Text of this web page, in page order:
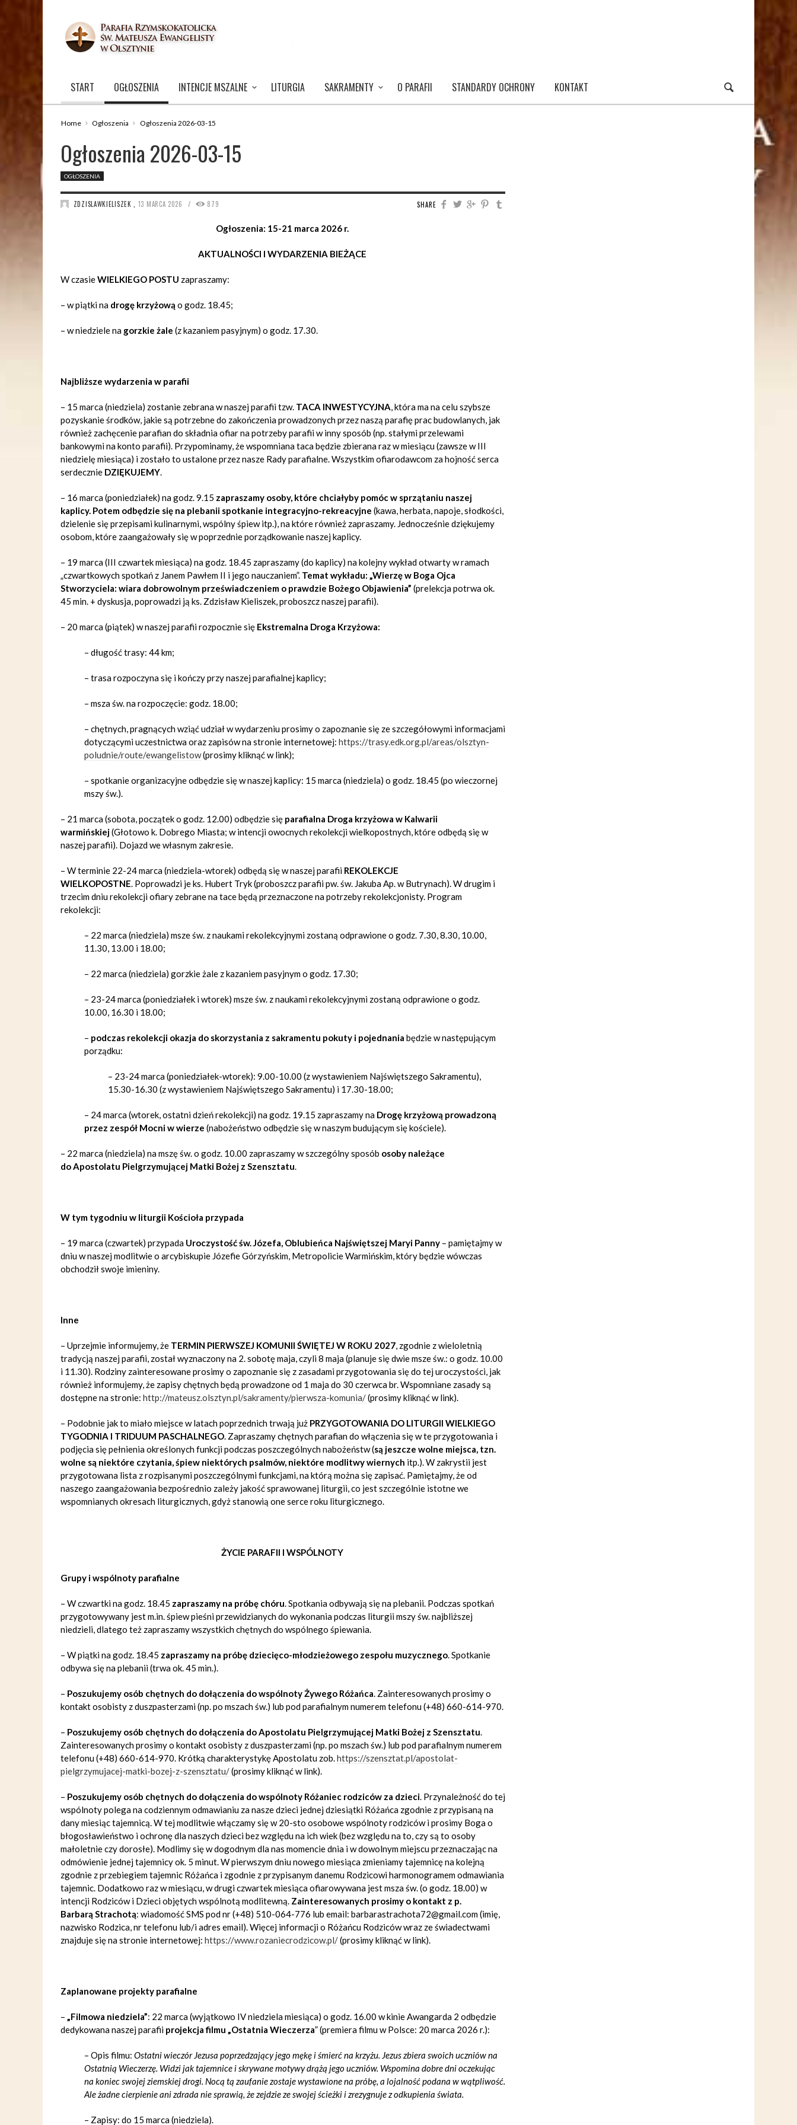
START OGŁOSZENIA INTENCJE MSZALNE LITURGIA SAKRAMENTY O PARAFII STANDARDY OCHRONY KONTAKT
Home Ogłoszenia Ogłoszenia 2026-03-15
Ogłoszenia 2026-03-15
OGŁOSZENIA
SHARE
ZDZISLAWKIELISZEK 13 MARCA 2026 / 879
Ogłoszenia: 15-21 marca 2026 r.
AKTUALNOŚCI I WYDARZENIA BIEŻĄCE
W czasieWIELKIEGO POSTU zapraszamy:
– w piątki na drogę krzyżową o godz. 18.45;
– w niedziele na gorzkie żale (z kazaniem pasyjnym) o godz. 17.30.
Najbliższe wydarzenia w parafii
– 15 marca (niedziela) zostanie zebrana w naszej parafii tzw. TACA INWESTYCYJNA, którama na celu szybsze
pozyskanie środków, jakie są potrzebne do zakończenia prowadzonych przez naszą parafię prac budowlanych, jak
również zachęcenie parafian do składnia ofiar na potrzeby parafii w inny sposób (np. stałymi przelewami
bankowymi na konto parafii). Przypominamy, że wspomniana taca będzie zbierana raz w miesiącu (zawsze w III
niedzielę miesiąca) i zostało to ustalone przez nasze Rady parafialne. Wszystkim ofiarodawcom za hojność serca
serdecznie DZIĘKUJEMY.
– 16 marca (poniedziałek) na godz. 9.15 zapraszamy osoby, które chciałyby pomóc w sprzątaniu naszej
kaplicy. Potem odbędzie się na plebanii spotkanie integracyjno-rekreacyjne (kawa, herbata, napoje, słodkości,
dzielenie się przepisami kulinarnymi, wspólny śpiew itp.), na które również zapraszamy. Jednocześnie dziękujemy
osobom, które zaangażowały się w poprzednie porządkowanie naszej kaplicy.
– 19 marca (III czwartek miesiąca) na godz. 18.45 zapraszamy (do kaplicy) na kolejny wykład otwarty w ramach
„czwartkowych spotkań z Janem Pawłem II i jego nauczaniem”. Temat wykładu: „Wierzę w Boga Ojca
Stworzyciela: wiara dobrowolnym przeświadczeniem o prawdzie Bożego Objawienia” (prelekcja potrwa ok.
45 min. + dyskusja, poprowadzi ją ks. Zdzisław Kieliszek, proboszcz naszej parafii).
– 20 marca (piątek) w naszej parafii rozpocznie się Ekstremalna Droga Krzyżowa:
– długość trasy: 44 km;
– trasa rozpoczyna się i kończy przy naszej parafialnej kaplicy;
– msza św. na rozpoczęcie: godz. 18.00;
– chętnych, pragnących wziąć udział w wydarzeniu prosimy o zapoznanie się ze szczegółowymi informacjami
dotyczącymi uczestnictwa oraz zapisów na stronie internetowej: https://trasy.edk.org.pl/areas/olsztyn-
poludnie/route/ewangelistow(prosimy kliknąć w link);
– spotkanie organizacyjne odbędzie się w naszej kaplicy: 15 marca (niedziela) o godz. 18.45 (po wieczornej
mszy św.).
– 21 marca (sobota, początek o godz. 12.00) odbędzie się parafialna Droga krzyżowa w Kalwarii
warmińskiej(Głotowo k. Dobrego Miasta; w intencji owocnych rekolekcji wielkopostnych, które odbędą się w
naszej parafii). Dojazd we własnym zakresie.
– W terminie 22-24 marca (niedziela-wtorek) odbędą się w naszej parafii REKOLEKCJE
WIELKOPOSTNE. Poprowadzi jeks. Hubert Tryk (proboszczparafii pw. św. Jakuba Ap. w Butrynach). W drugim i
trzecim dniu rekolekcji ofiary zebrane na tace będą przeznaczone na potrzeby rekolekcjonisty. Program
rekolekcji:
– 22 marca (niedziela) msze św. z naukami rekolekcyjnymi zostaną odprawione o godz. 7.30, 8.30, 10.00,
11.30, 13.00 i 18.00;
– 22 marca (niedziela) gorzkie żale z kazaniem pasyjnym o godz. 17.30;
– 23-24 marca (poniedziałek i wtorek) msze św. z naukami rekolekcyjnymi zostaną odprawione o godz.
10.00, 16.30 i 18.00;
– podczas rekolekcji okazja do skorzystania z sakramentu pokuty i pojednania będzie w następującym
porządku:
– 23-24 marca (poniedziałek-wtorek): 9.00-10.00 (z wystawieniem Najświętszego Sakramentu),
15.30-16.30 (z wystawieniem Najświętszego Sakramentu) i 17.30-18.00;
– 24 marca (wtorek, ostatni dzień rekolekcji) na godz. 19.15 zapraszamy na Drogę krzyżową prowadzoną
przez zespół Mocni w wierze (nabożeństwo odbędzie się w naszym budującym się kościele).
– 22 marca (niedziela) na mszę św. o godz. 10.00 zapraszamy w szczególny sposób osoby należące
doApostolatu Pielgrzymującej Matki Bożej z Szensztatu.
W tym tygodniu w liturgii Kościoła przypada
– 19 marca (czwartek) przypada Uroczystość św. Józefa, Oblubieńca Najświętszej Maryi Panny – pamiętajmy w
dniu w naszej modlitwie o arcybiskupie Józefie Górzyńskim, Metropolicie Warmińskim, który będzie wówczas
obchodził swoje imieniny.
Inne
– Uprzejmie informujemy, że TERMIN PIERWSZEJ KOMUNII ŚWIĘTEJ W ROKU 2027, zgodnie z wieloletnią
tradycją naszej parafii, został wyznaczony na 2. sobotę maja, czyli 8 maja (planuje się dwie msze św.: o godz. 10.00
i 11.30). Rodziny zainteresowane prosimy o zapoznanie się z zasadami przygotowania się do tej uroczystości, jak
również informujemy, że zapisy chętnych będą prowadzone od 1 maja do 30 czerwca br. Wspomniane zasady są
dostępne na stronie: http://mateusz.olsztyn.pl/sakramenty/pierwsza-komunia/(prosimy kliknąć w link).
– Podobnie jak to miało miejsce w latach poprzednich trwają już PRZYGOTOWANIA DO LITURGII WIELKIEGO
TYGODNIA I TRIDUUM PASCHALNEGO. Zapraszamy chętnych parafian do włączenia się w te przygotowania i
podjęcia się pełnienia określonych funkcji podczas poszczególnych nabożeństw (są jeszcze wolne miejsca, tzn.
wolne są niektóre czytania, śpiew niektórych psalmów, niektóre modlitwy wiernych itp.). W zakrystii jest
przygotowana lista z rozpisanymi poszczególnymi funkcjami, na którą można się zapisać. Pamiętajmy, że od
naszego zaangażowania bezpośrednio zależy jakość sprawowanej liturgii, co jest szczególnie istotne we
wspomnianych okresach liturgicznych, gdyż stanowią one serce roku liturgicznego.
ŻYCIE PARAFII I WSPÓLNOTY
Grupy i wspólnoty parafialne
– W czwartki na godz. 18.45 zapraszamy na próbę chóru. Spotkania odbywają się na plebanii. Podczas spotkań
przygotowywany jest m.in. śpiew pieśni przewidzianych do wykonania podczas liturgii mszy św. najbliższej
niedzieli, dlatego też zapraszamy wszystkich chętnych do wspólnego śpiewania.
– W piątki na godz. 18.45 zapraszamy na próbę dziecięco-młodzieżowego zespołu muzycznego. Spotkanie
odbywa się na plebanii (trwa ok. 45 min.).
– Poszukujemy osób chętnych do dołączenia do wspólnoty Żywego Różańca. Zainteresowanych prosimy o
kontakt osobisty z duszpasterzami (np. po mszach św.) lub pod parafialnym numerem telefonu (+48) 660-614-970.
– Poszukujemy osób chętnych do dołączenia do Apostolatu Pielgrzymującej Matki Bożej z Szensztatu.
Zainteresowanych prosimy o kontakt osobisty z duszpasterzami (np. po mszach św.) lub pod parafialnym numerem
telefonu (+48) 660-614-970. Krótką charakterystykę Apostolatu zob.https://szensztat.pl/apostolat-
pielgrzymujacej-matki-bozej-z-szensztatu/(prosimy kliknąć w link).
– Poszukujemy osób chętnych do dołączenia do wspólnoty Różaniec rodziców za dzieci. Przynależność do tej
wspólnoty polega na codziennym odmawianiu za nasze dzieci jednej dziesiątki Różańca zgodnie z przypisaną na
dany miesiąc tajemnicą. W tej modlitwie włączamy się w 20-sto osobowe wspólnoty rodziców i prosimy Boga o
błogosławieństwo i ochronę dla naszych dzieci bez względu na ich wiek (bez względu na to, czy są to osoby
małoletnie czy dorosłe). Modlimy się w dogodnym dla nas momencie dnia i w dowolnym miejscu przeznaczając na
odmówienie jednej tajemnicy ok. 5 minut. W pierwszym dniu nowego miesiąca zmieniamy tajemnicę na kolejną
zgodnie z przebiegiem tajemnic Różańca i zgodnie z przypisanym danemu Rodzicowi harmonogramem odmawiania
tajemnic. Dodatkowo raz w miesiącu, w drugi czwartek miesiąca ofiarowywana jest msza św. (o godz. 18.00) w
intencji Rodziców i Dzieci objętych wspólnotą modlitewną. Zainteresowanych prosimy o kontakt z p.
Barbarą Strachotą: wiadomość SMS pod nr (+48) 510-064-776 lub email: barbarastrachota72@gmail.com (imię,
nazwisko Rodzica, nr telefonu lub/i adres email). Więcej informacji o Różańcu Rodziców wraz ze świadectwami
znajduje się na stronie internetowej: https://www.rozaniecrodzicow.pl/(prosimy kliknąć w link).
Zaplanowane projekty parafialne
– „Filmowa niedziela”: 22 marca (wyjątkowo IV niedziela miesiąca) o godz. 16.00 w kinie Awangarda 2 odbędzie
dedykowana naszej parafii projekcja filmu „Ostatnia Wieczerza” (premiera filmu w Polsce: 20 marca 2026 r.):
– Opis filmu: Ostatni wieczór Jezusa poprzedzający jego mękę i śmierć na krzyżu. Jezus zbiera swoich uczniów na
Ostatnią Wieczerzę. Widzi jak tajemnice i skrywane motywy drążą jego uczniów. Wspomina dobre dni oczekując
na koniec swojej ziemskiej drogi. Nocą tą zaufanie zostaje wystawione na próbę, a lojalność podana w wątpliwość.
Ale żadne cierpienie ani zdrada nie sprawią, że zejdzie ze swojej ścieżki i zrezygnuje z odkupienia świata.
– Zapisy: do 15 marca (niedziela).